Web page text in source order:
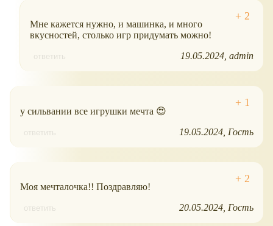
Мне кажется нужно, и машинка, и много
вкусностей, столько игр придумать можно!
ответить 19.05.2024 admin
у сильвании все игрушки мечта 😍
ответить 19.05.2024 Гость
Моя мечталочка!! Поздравляю!
ответить 20.05.2024 Гость